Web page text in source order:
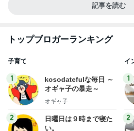
記事を読む
トップブロガーランキング
子育て
1
kosodatefulな毎日 ～
オギャ子の暴走～
オギャ子
2
日曜日は９時まで寝た
い。
イ
1
2